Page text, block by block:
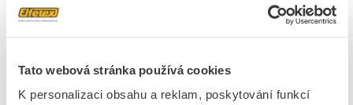
Tato webová stránka používá cookies
K personalizaci obsahu a reklam, poskytování funkcí
Průřez vodiče
Délka přívodního kabelu
7 m
S vypínačem
Ne